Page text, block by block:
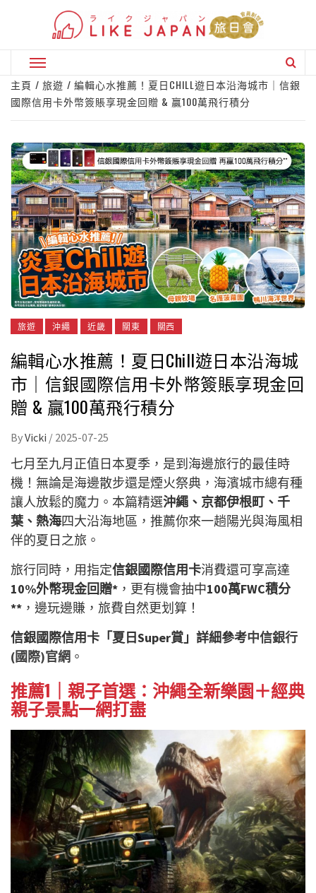
Primary
Menu
主頁 旅遊
編輯心水推薦！夏日CHILL遊日本沿海城市｜信銀
國際信用卡外幣簽賬享現金回贈 & 贏100萬飛行積分
旅遊 沖繩 近畿 關東 關西
編輯心水推薦！夏日Chill遊日本沿海城
市｜信銀國際信用卡外幣簽賬享現金回
贈 & 贏100萬飛行積分
ByVicki / 2025-07-25
七月至九月正值日本夏季，是到海邊旅行的最佳時
機！無論是海邊散步還是煙火祭典，海濱城市總有種
讓人放鬆的魔力。本篇精選沖繩、京都伊根町、千
葉、熱海四大沿海地區，推薦你來一趟陽光與海風相
伴的夏日之旅。
旅行同時，用指定信銀國際信用卡消費還可享高達
10%外幣現金回贈* ，更有機會抽中100萬FWC積分
** ，邊玩邊賺，旅費自然更划算！
信銀國際信用卡「夏日Super賞」詳細參考中信銀行
(國際)官網 。
推薦1｜親子首選：沖繩全新樂園＋經典
親子景點一網打盡